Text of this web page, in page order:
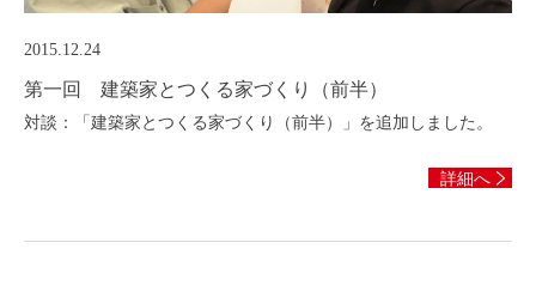
2015.12.24
第一回 建築家とつくる家づくり（前半）
対談：「建築家とつくる家づくり（前半）」を追加しました。
詳細へ